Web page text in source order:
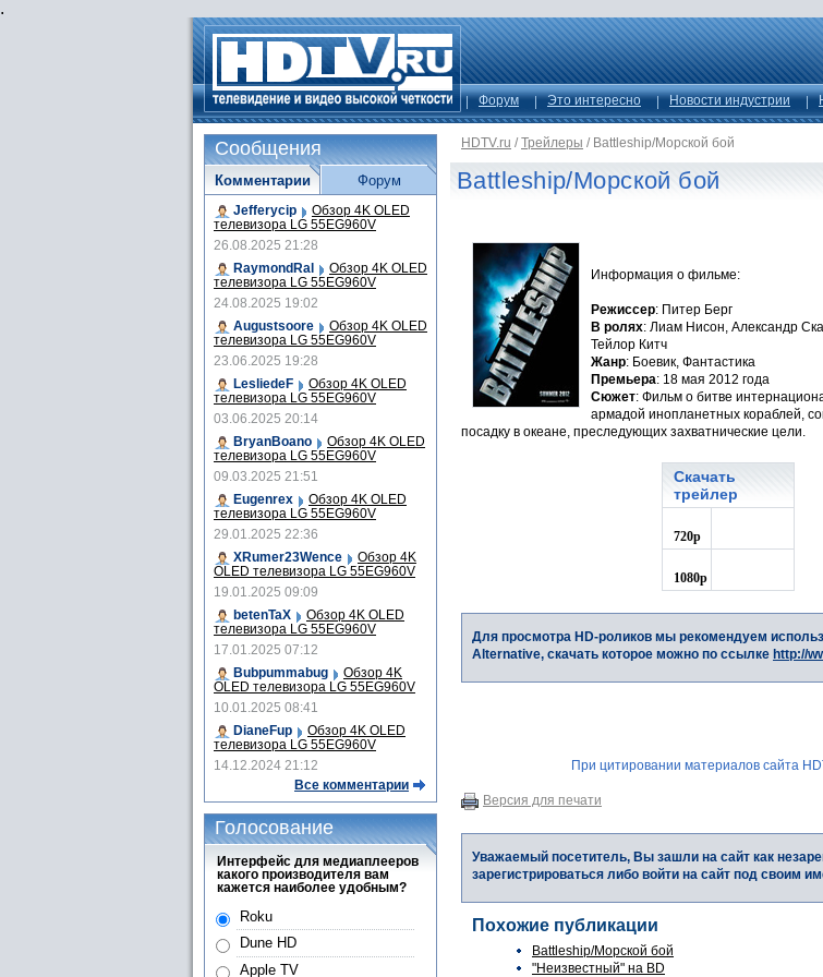
.
Форум Это интересно Новости индустрии
HDTV.ru / Трейлеры / Battleship/Морской бой
Battleship/Морской бой
Информация о фильме:
Режиссер: Питер Берг
В ролях: Лиам Нисон, Александр
Тейлор Китч
Жанр: Боевик, Фантастика
Премьера: 18 мая 2012 года
Сюжет: Фильм о битве
армадой инопланетных кораблей,
посадку в океане, преследующих захватнические цели.
Скачать
трейлер
720p
1080p
Для просмотра HD-роликов мы рекомендуем
Alternative, скачать которое можно по ссылке http://
При цитировании материалов сайта
Версия для печати
Уважаемый посетитель, Вы зашли на сайт как
зарегистрироваться либо войти на сайт под своим
Похожие публикации
Battleship/Морской бой
"Неизвестный" на BD
Сообщения
Комментарии
Jefferycip Обзор 4K OLED
телевизора LG 55EG960V
26.08.2025 21:28
RaymondRal
Обзор 4K OLED
телевизора LG 55EG960V
24.08.2025 19:02
Augustsoore
Обзор 4K OLED
телевизора LG 55EG960V
23.06.2025 19:28
LesliedeF
Обзор 4K OLED
телевизора LG 55EG960V
03.06.2025 20:14
BryanBoano
Обзор 4K OLED
телевизора LG 55EG960V
09.03.2025 21:51
Eugenrex
Обзор 4K OLED
телевизора LG 55EG960V
29.01.2025 22:36
XRumer23Wence
Обзор 4K
OLED телевизора LG 55EG960V
19.01.2025 09:09
betenTaX
Обзор 4K OLED
телевизора LG 55EG960V
17.01.2025 07:12
Bubpummabug
Обзор 4K
OLED телевизора LG 55EG960V
10.01.2025 08:41
DianeFup
Обзор 4K OLED
телевизора LG 55EG960V
14.12.2024 21:12
Все комментарии
Форум
Голосование
Интерфейс для медиаплееров
какого производителя вам
кажется наиболее удобным?
Roku
Dune HD
Apple TV